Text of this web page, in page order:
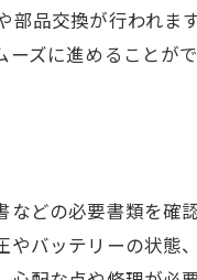
品交換が行われま
ズに進めることが
どの必要書類を確
バッテリーの状態